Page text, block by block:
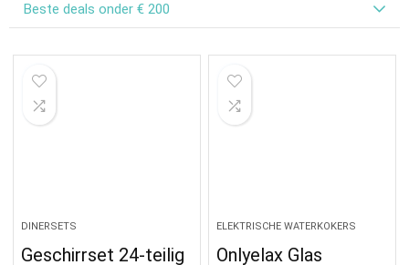
Beste deals onder € 200
DINERSETS
Geschirrset 24-teilig
ELEKTRISCHE WATERKOKERS
Onlyelax Glas